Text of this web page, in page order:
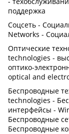
поддержка
Соцсеть -
Networks -
Оптические
technologies -
оптико-
optical and
Беспроводные
technologies -
интерфейсы -
Беспроводные
Беспроводные